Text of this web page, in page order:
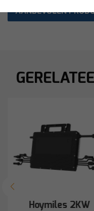
AANBEVOLEN
Hoymiles 2KW